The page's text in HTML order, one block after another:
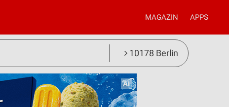
MAGAZIN APPS
10178 Berlin